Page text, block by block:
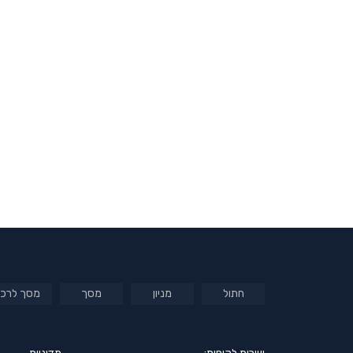
חתול מניון מסך מסך